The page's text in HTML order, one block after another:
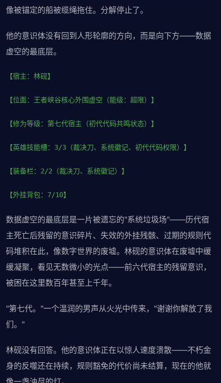
像被锚定的船被缆绳拖住。分解停止了。
他的意识体没有回到人形轮廓的方向，而是向下方——数据
虚空的最底层。
【宿主：林砚】
【位面：王者峡谷核心外围虚空（能级：超限）】
【修为等级：第七代宿主（初代代码共鸣状态）】
【英雄技能槽：3/3（裁决刀、系统徽记、初代代码权限）】
【装备栏：2/2（裁决刀、系统徽记）】
【外挂背包：7/10】
数据虚空的最底层是一片被遗忘的"系统垃圾场"——历代宿
主死亡后残留的意识碎片、失效的外挂残骸、过期的规则代
码堆积在此，像数字世界的废墟。林砚的意识体在废墟中缓
缓凝聚，看见无数微小的光点——前六代宿主的残留意识，
被困在这里数百年甚至上千年。
"第七代。"一个温润的男声从火光中传来，"谢谢你解放了我
们。"
林砚没有回答。他的意识体正在以惊人速度溃散——不朽金
身的反噬还在持续，规则豁免的代价尚未结算，现在的他就